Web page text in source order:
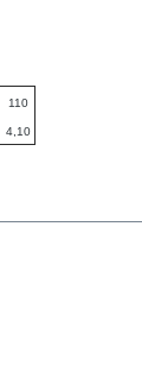
110
4,10